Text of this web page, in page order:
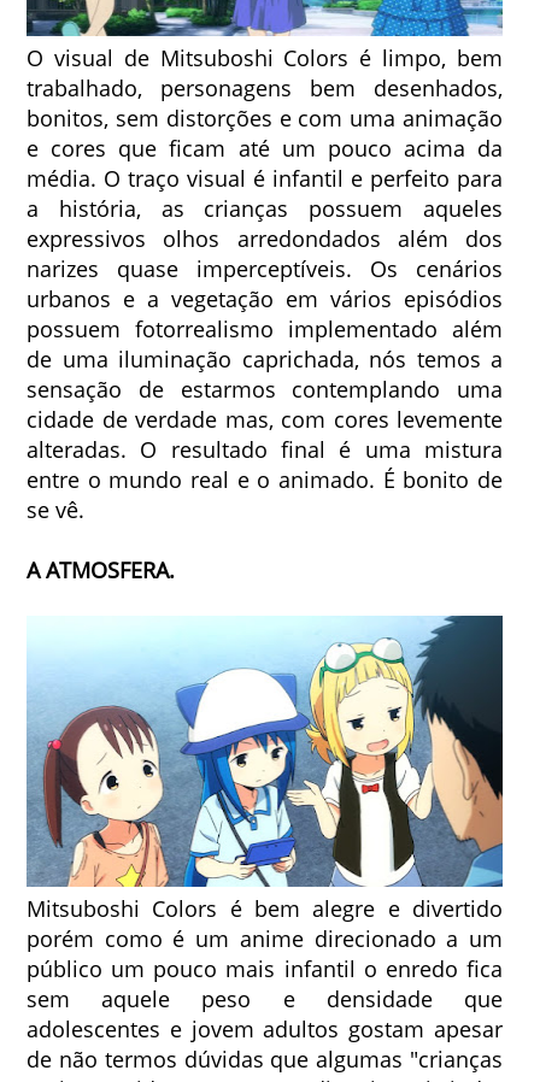
O visual de Mitsuboshi Colors é limpo, bem
trabalhado, personagens bem desenhados,
bonitos, sem distorções e com uma animação
e cores que ficam até um pouco acima da
média. O traço visual é infantil e perfeito para
a história, as crianças possuem aqueles
expressivos olhos arredondados além dos
narizes quase imperceptíveis. Os cenários
urbanos e a vegetação em vários episódios
possuem fotorrealismo implementado além
de uma iluminação caprichada, nós temos a
sensação de estarmos contemplando uma
cidade de verdade mas, com cores levemente
alteradas. O resultado final é uma mistura
entre o mundo real e o animado. É bonito de
se vê.
A ATMOSFERA.
Mitsuboshi Colors é bem alegre e divertido
porém como é um anime direcionado a um
público um pouco mais infantil o enredo fica
sem aquele peso e densidade que
adolescentes e jovem adultos gostam apesar
de não termos dúvidas que algumas "crianças